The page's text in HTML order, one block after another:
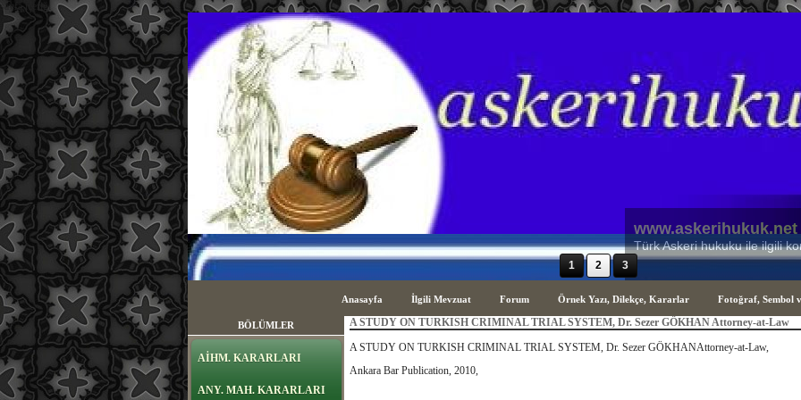
sayfa içeriği
www.askerihukuk.net
Türk Askeri Hukuku ile ilgili
1 2 3
Anasayfa İlgili Mevzuat Forum Örnek Yazı, Dilekçe, Kararlar Fotoğraf, Sembol
BÖLÜMLER
AİHM. KARARLARI
ANY. MAH. KARARLARI
A STUDY ON TURKISH CRIMINAL TRIAL SYSTEM, Dr. Sezer GÖKHAN Attorney-at-Law
A STUDY ON TURKISH CRIMINAL TRIAL SYSTEM, Dr. Sezer GÖKHANAttorney-at-Law,
Ankara Bar Publication, 2010,